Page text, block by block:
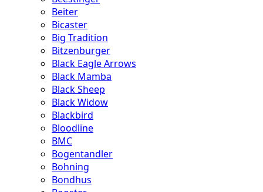
Beiter
Bicaster
Big Tradition
Bitzenburger
Black Eagle Arrows
Black Mamba
Black Sheep
Black Widow
Blackbird
Bloodline
BMC
Bogentandler
Bohning
Bondhus